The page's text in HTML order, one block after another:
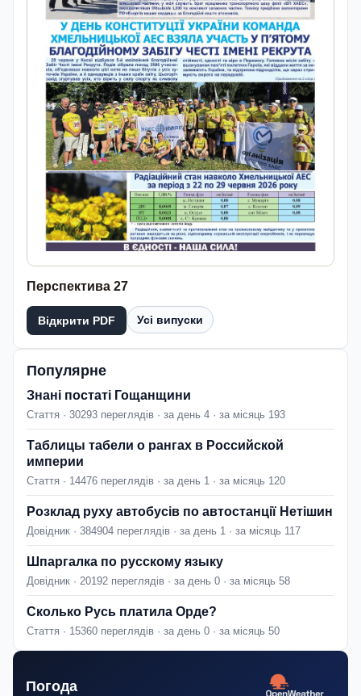
Перспектива 27
Відкрити PDF Усі випуски
Популярне
Знані постаті Гощанщини
Стаття · 30293 переглядів · за день 4 · за місяць 193
Таблицы табели о рангах в Российской
империи
Стаття · 14476 переглядів · за день 1 · за місяць 120
Розклад руху автобусів по автостанції Нетішин
Довідник · 384904 переглядів · за день 1 · за місяць 117
Шпаргалка по русскому языку
Довідник · 20192 переглядів · за день 0 · за місяць 58
Сколько Русь платила Орде?
Стаття · 15360 переглядів · за день 0 · за місяць 50
Погода